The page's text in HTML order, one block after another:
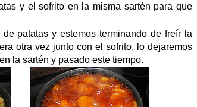
y el sofrito en la misma sartén para que
patatas y estemos terminando de freír la
otra vez junto con el sofrito, lo dejaremos
la sartén y pasado este tiempo.